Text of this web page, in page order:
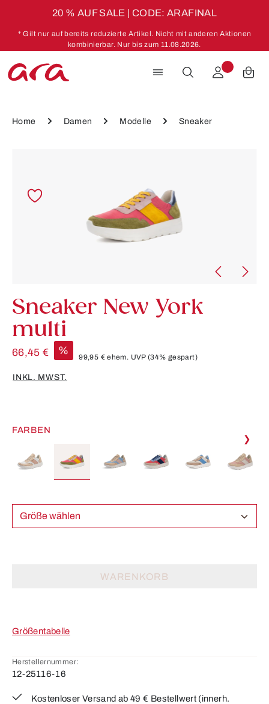
20 % AUF SALE | CODE: ARAFINAL
* Gilt nur auf bereits reduzierte Artikel. Nicht mit anderen Aktionen
kombinierbar. Nur bis zum 11.08.2026.
Home Damen Modelle Sneaker
Sneaker New York
multi
66,45 € %
99,95 €ehem. UVP(34% gespart)
INKL. MWST.
FARBEN
❯
Größe wählen
WARENKORB
Größentabelle
Herstellernummer:
12-25116-16
Kostenloser Versand ab 49 € Bestellwert (innerh.